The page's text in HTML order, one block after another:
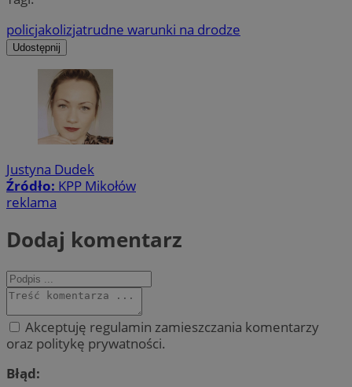
policjakolizjatrudne warunki na drodze
Udostępnij
Justyna Dudek
Źródło: KPP Mikołów
reklama
Dodaj komentarz
Akceptuję regulamin zamieszczania komentarzy
oraz politykę prywatności.
Błąd: